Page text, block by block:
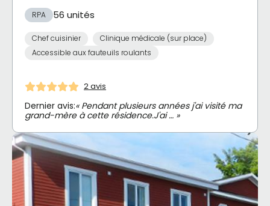
RPA 56 unités
Chef cuisinier
Clinique médicale (sur place)
Accessible aux fauteuils roulants
2 avis
Dernier avis:« Pendant plusieurs années j'ai visité ma
grand-mère à cette résidence.J'ai … »